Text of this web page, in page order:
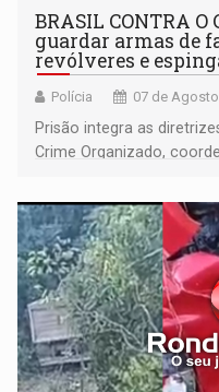
BRASIL CONTRA O
guardar armas de
revólveres e
Polícia 07 de
Prisão integra as
Crime Organizado,